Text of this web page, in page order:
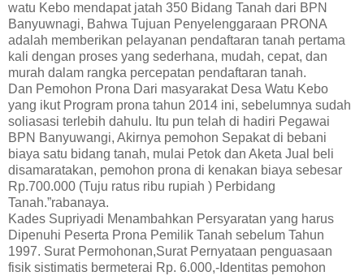
watu Kebo mendapat jatah 350 Bidang Tanah dari BPN
Banyuwnagi, Bahwa Tujuan Penyelenggaraan PRONA
adalah memberikan pelayanan pendaftaran tanah pertama
kali dengan proses yang sederhana, mudah, cepat, dan
murah dalam rangka percepatan pendaftaran tanah.
Dan Pemohon Prona Dari masyarakat Desa Watu Kebo
yang ikut Program prona tahun 2014 ini, sebelumnya sudah
soliasasi terlebih dahulu. Itu pun telah di hadiri Pegawai
BPN Banyuwangi, Akirnya pemohon Sepakat di bebani
biaya satu bidang tanah, mulai Petok dan Aketa Jual beli
disamaratakan, pemohon prona di kenakan biaya sebesar
Rp.700.000 (Tuju ratus ribu rupiah ) Perbidang
Tanah.”rabanaya.
Kades Supriyadi Menambahkan Persyaratan yang harus
Dipenuhi Peserta Prona Pemilik Tanah sebelum Tahun
1997. Surat Permohonan,Surat Pernyataan penguasaan
fisik sistimatis bermeterai Rp. 6.000,-Identitas pemohon